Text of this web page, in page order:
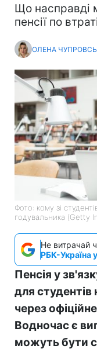
Що насправді
пенсії по
ОЛЕНА
Фото: кому зі
годувальника (Getty
Не витрачай
РБК-Україна
Пенсія у
для
через
Водночас є
можуть бути